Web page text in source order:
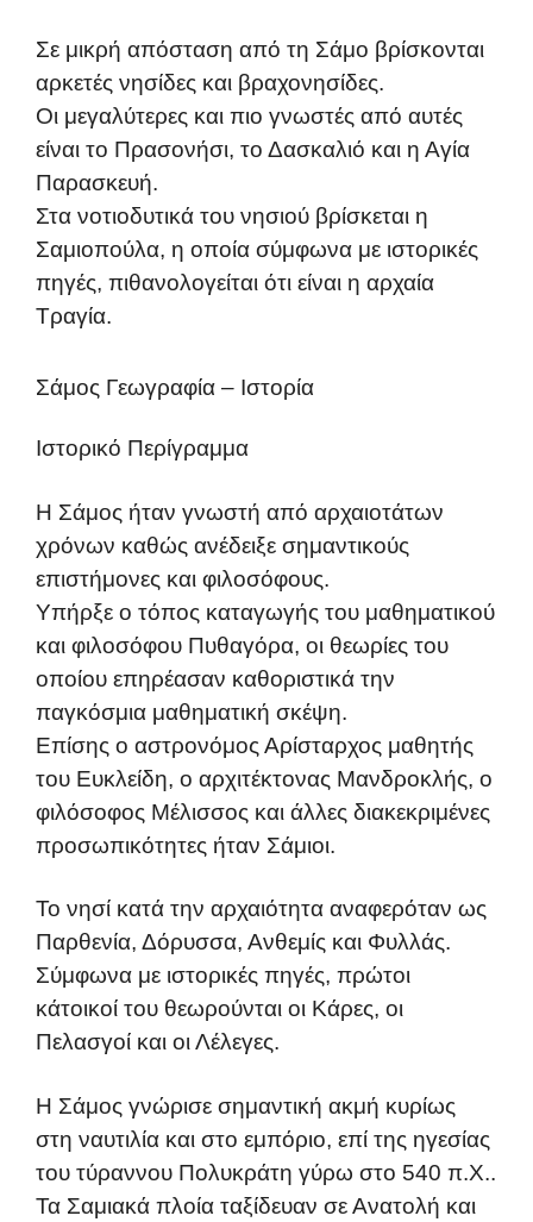
Σε μικρή απόσταση από τη Σάμο βρίσκονται
αρκετές νησίδες και βραχονησίδες.
Οι μεγαλύτερες και πιο γνωστές από αυτές
είναι το Πρασονήσι, το Δασκαλιό και η Αγία
Παρασκευή.
Στα νοτιοδυτικά του νησιού βρίσκεται η
Σαμιοπούλα, η οποία σύμφωνα με ιστορικές
πηγές, πιθανολογείται ότι είναι η αρχαία
Τραγία.
Σάμος Γεωγραφία – Ιστορία
Ιστορικό Περίγραμμα
Η Σάμος ήταν γνωστή από αρχαιοτάτων
χρόνων καθώς ανέδειξε σημαντικούς
επιστήμονες και φιλοσόφους.
Υπήρξε ο τόπος καταγωγής του μαθηματικού
και φιλοσόφου Πυθαγόρα, οι θεωρίες του
οποίου επηρέασαν καθοριστικά την
παγκόσμια μαθηματική σκέψη.
Επίσης ο αστρονόμος Αρίσταρχος μαθητής
του Ευκλείδη, ο αρχιτέκτονας Μανδροκλής, ο
φιλόσοφος Μέλισσος και άλλες διακεκριμένες
προσωπικότητες ήταν Σάμιοι.
Το νησί κατά την αρχαιότητα αναφερόταν ως
Παρθενία, Δόρυσσα, Ανθεμίς και Φυλλάς.
Σύμφωνα με ιστορικές πηγές, πρώτοι
κάτοικοί του θεωρούνται οι Κάρες, οι
Πελασγοί και οι Λέλεγες.
Η Σάμος γνώρισε σημαντική ακμή κυρίως
στη ναυτιλία και στο εμπόριο, επί της ηγεσίας
του τύραννου Πολυκράτη γύρω στο 540 π.Χ..
Τα Σαμιακά πλοία ταξίδευαν σε Ανατολή και